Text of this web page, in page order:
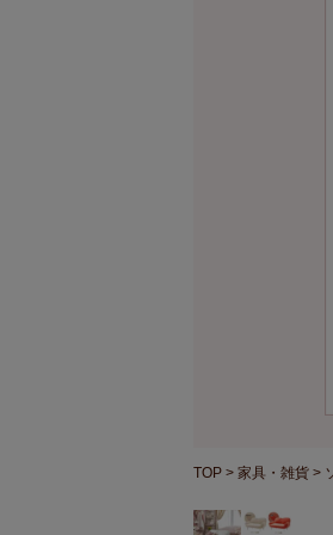
TOP 家具・雑貨